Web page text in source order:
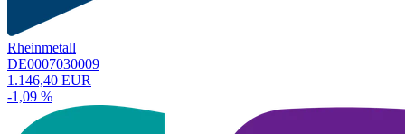
Rheinmetall
DE0007030009
1.146,40 EUR
-1,09 %